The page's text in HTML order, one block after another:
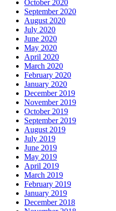
October 2020
September 2020
August 2020
July 2020
June 2020
May 2020
April 2020
March 2020
February 2020
January 2020
December 2019
November 2019
October 2019
September 2019
August 2019
July 2019
June 2019
May 2019
April 2019
March 2019
February 2019
January 2019
December 2018